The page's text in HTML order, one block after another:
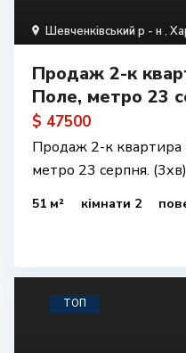
Шевченківський р - н ,
Продаж 2-к
Поле, метро 23
$ 47500
Продаж 2-к
метро 23 серпня. (3хв)
51 м² кімнати 2
ТОП